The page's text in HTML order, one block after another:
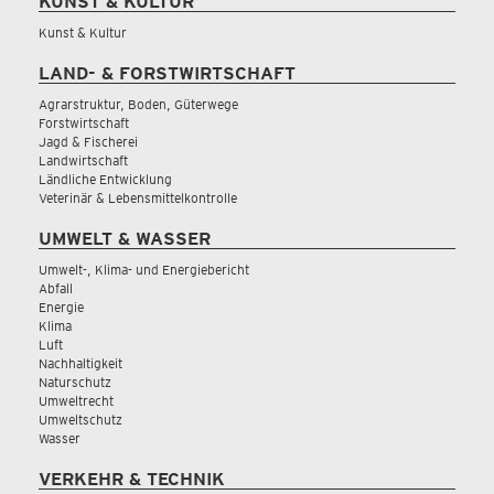
Kunst & Kultur
LAND- & FORSTWIRTSCHAFT
Agrarstruktur, Boden, Güterwege
Forstwirtschaft
Jagd & Fischerei
Landwirtschaft
Ländliche Entwicklung
Veterinär & Lebensmittelkontrolle
UMWELT & WASSER
Umwelt-, Klima- und Energiebericht
Abfall
Energie
Klima
Luft
Nachhaltigkeit
Naturschutz
Umweltrecht
Umweltschutz
Wasser
VERKEHR & TECHNIK